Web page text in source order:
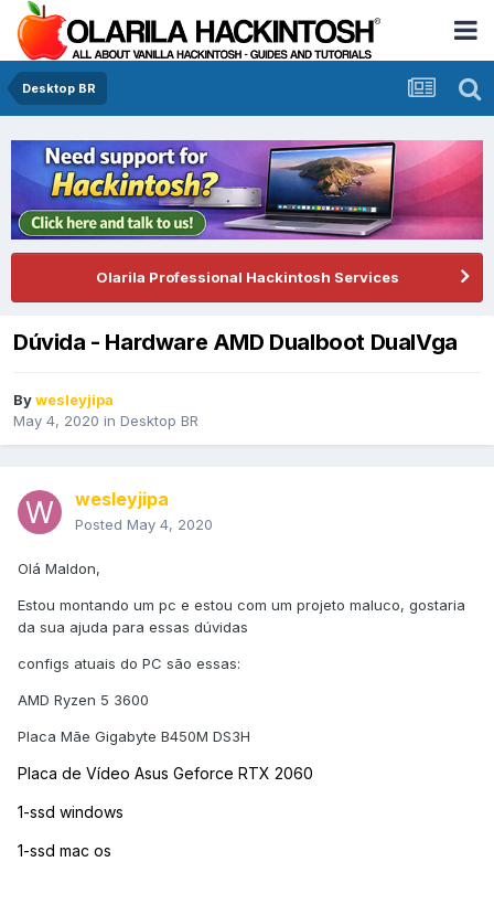
Desktop BR
Olarila Professional Hackintosh Services
Dúvida - Hardware AMD Dualboot DualVga
Bywesleyjipa
May 4, 2020 in Desktop BR
wesleyjipa
Posted May 4, 2020
Olá Maldon,
Estou montando um pc e estou com um projeto maluco, gostaria
da sua ajuda para essas dúvidas
configs atuais do PC são essas:
AMD Ryzen 5 3600
Placa Mãe Gigabyte B450M DS3H
Placa de Vídeo Asus Geforce RTX 2060
1-ssd windows
1-ssd mac os